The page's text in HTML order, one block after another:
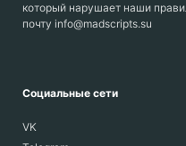
который нарушает наши
почту info@madscripts.su
Социальные сети
VK